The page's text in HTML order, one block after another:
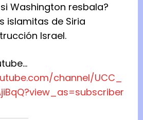
Washington resbala?
islamitas de Siria
Israel.
channel/UCC_
subscriber